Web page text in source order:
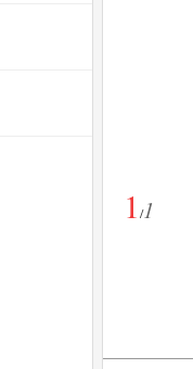
1 /1